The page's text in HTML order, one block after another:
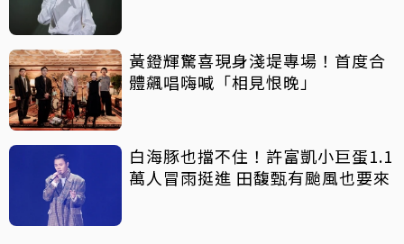
黃鐙輝驚喜現身淺堤專場！首度合
體飆唱嗨喊「相見恨晚」
白海豚也擋不住！許富凱小巨蛋1.1
萬人冒雨挺進 田馥甄有颱風也要來